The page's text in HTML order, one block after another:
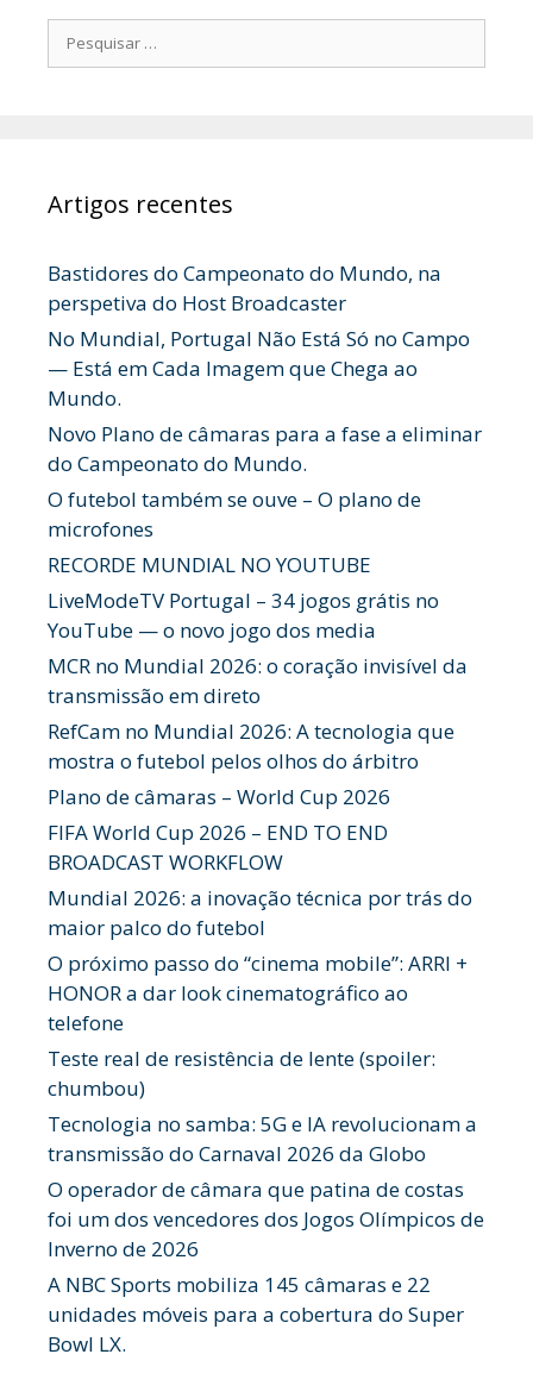
Pesquisar
por:
Artigos recentes
Bastidores do Campeonato do Mundo, na
perspetiva do Host Broadcaster
No Mundial, Portugal Não Está Só no Campo
— Está em Cada Imagem que Chega ao
Mundo.
Novo Plano de câmaras para a fase a eliminar
do Campeonato do Mundo.
O futebol também se ouve – O plano de
microfones
RECORDE MUNDIAL NO YOUTUBE
LiveModeTV Portugal – 34 jogos grátis no
YouTube — o novo jogo dos media
MCR no Mundial 2026: o coração invisível da
transmissão em direto
RefCam no Mundial 2026: A tecnologia que
mostra o futebol pelos olhos do árbitro
Plano de câmaras – World Cup 2026
FIFA World Cup 2026 – END TO END
BROADCAST WORKFLOW
Mundial 2026: a inovação técnica por trás do
maior palco do futebol
O próximo passo do “cinema mobile”: ARRI +
HONOR a dar look cinematográfico ao
telefone
Teste real de resistência de lente (spoiler:
chumbou)
Tecnologia no samba: 5G e IA revolucionam a
transmissão do Carnaval 2026 da Globo
O operador de câmara que patina de costas
foi um dos vencedores dos Jogos Olímpicos de
Inverno de 2026
A NBC Sports mobiliza 145 câmaras e 22
unidades móveis para a cobertura do Super
Bowl LX.